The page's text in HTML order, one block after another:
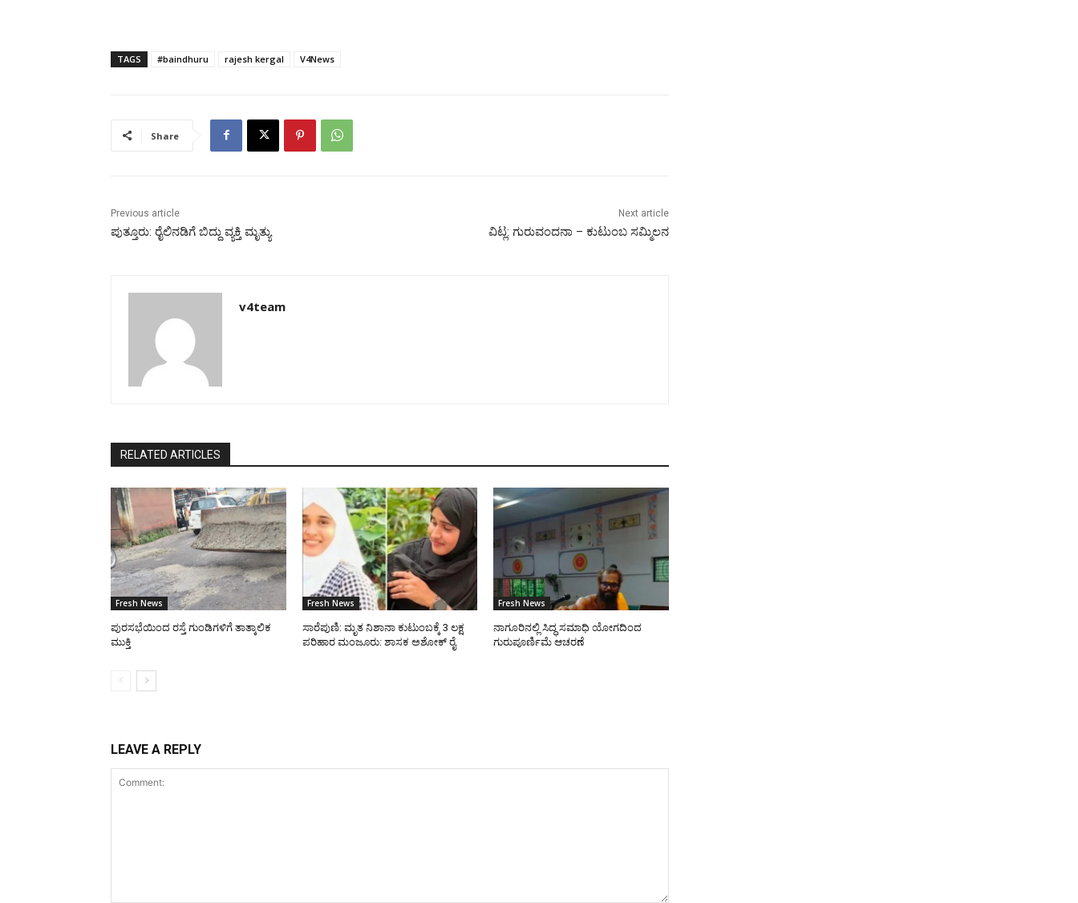
TAGS #baindhuru rajesh kergal V4News
Share
Previous article
ಪುತ್ತೂರು: ರೈಲಿನಡಿಗೆ ಬಿದ್ದು ವ್ಯಕ್ತಿ ಮೃತ್ಯು
Next article
ವಿಟ್ಲ: ಗುರುವಂದನಾ – ಕುಟುಂಬ ಸಮ್ಮಿಲನ
v4team
RELATED ARTICLES
Fresh News
ಪುರಸಭೆಯಿಂದ ರಸ್ತೆ ಗುಂಡಿಗಳಿಗೆ ತಾತ್ಕಾಲಿಕ
ಮುಕ್ತಿ
Fresh News
ಸಾರೆಪುಣಿ: ಮೃತ ನಿಶಾನಾ ಕುಟುಂಬಕ್ಕೆ 3 ಲಕ್ಷ
ಪರಿಹಾರ ಮಂಜೂರು: ಶಾಸಕ ಅಶೋಕ್ ರೈ
Fresh News
ನಾಗೂರಿನಲ್ಲಿ ಸಿದ್ಧ ಸಮಾಧಿ ಯೋಗದಿಂದ
ಗುರುಪೂರ್ಣಿಮೆ ಆಚರಣೆ
LEAVE A REPLY